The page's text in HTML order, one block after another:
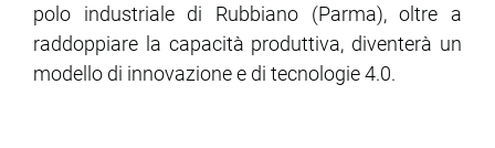
polo industriale di Rubbiano (Parma), oltre a
raddoppiare la capacità produttiva, diventerà un
modello di innovazione e di tecnologie 4.0.